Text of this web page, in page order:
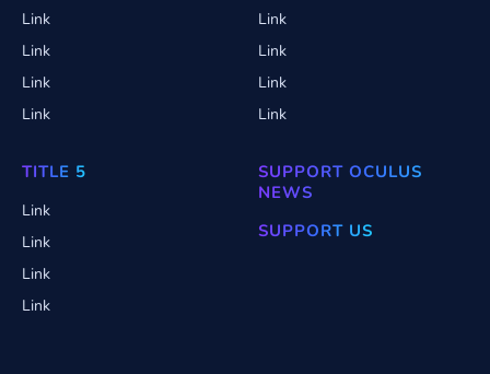
Link
Link
Link
Link
Link
Link
Link
Link
TITLE 5
Link
Link
Link
Link
SUPPORT OCULUS
NEWS
SUPPORT US